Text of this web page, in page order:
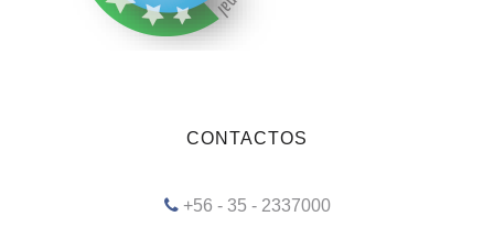
CONTACTOS
+56 - 35 - 2337000